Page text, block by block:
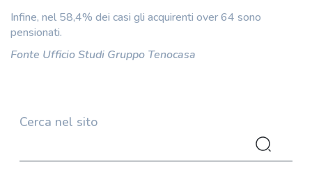
Infine, nel 58,4% dei casi gli acquirenti over 64 sono
pensionati.
Fonte Ufficio Studi Gruppo Tenocasa
Cerca nel sito